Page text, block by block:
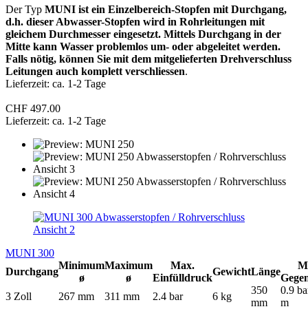
Der Typ MUNI ist ein Einzelbereich-Stopfen mit Durchgang,
d.h. dieser Abwasser-Stopfen wird in Rohrleitungen mit
gleichem Durchmesser eingesetzt. Mittels Durchgang in der
Mitte kann Wasser problemlos um- oder abgeleitet werden.
Falls nötig, können Sie mit dem mitgelieferten Drehverschluss
Leitungen auch komplett verschliessen.
Lieferzeit: ca. 1-2 Tage
CHF 497.00
Lieferzeit: ca. 1-2 Tage
MUNI 300
Durchgang
Minimum
ø
Maximum
ø
Max.
Einfülldruck
GewichtLänge
3 Zoll
267 mm 311 mm 2.4 bar 6 kg
350
mm
0.9
m